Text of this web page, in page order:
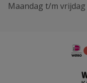
Maandag t/m vrijdag